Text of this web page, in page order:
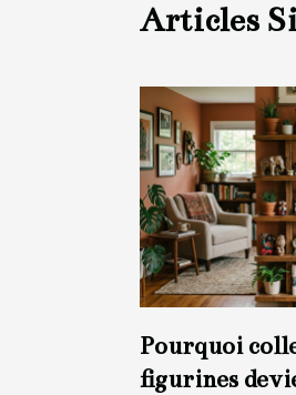
Articles
Pourquoi
figurines